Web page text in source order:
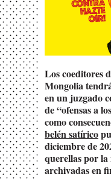
Los coeditores
Mongolia
en un juzgado
de “ofensas a
como
belén satírico
diciembre de
querellas por
archivadas en